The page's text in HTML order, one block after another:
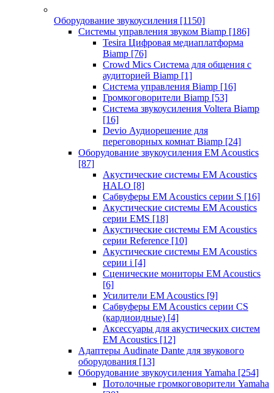
Оборудование звукоусиления [1150]
Системы управления звуком Biamp [186]
Tesira Цифровая медиаплатформа
Biamp [76]
Crowd Mics Система для общения с
аудиторией Biamp [1]
Система управления Biamp [16]
Громкоговорители Biamp [53]
Система звукоусиления Voltera Biamp
[16]
Devio Аудиорешение для
переговорных комнат Biamp [24]
Оборудование звукоусиления EM Acoustics
[87]
Акустические системы EM Acoustics
HALO [8]
Сабвуферы EM Acoustics серии S [16]
Акустические системы EM Acoustics
серии EMS [18]
Акустические системы EM Acoustics
серии Reference [10]
Акустические системы EM Acoustics
серии i [4]
Сценические мониторы EM Acoustics
[6]
Усилители EM Acoustics [9]
Сабвуферы EM Acoustics серии CS
(кардиоидные) [4]
Аксессуары для акустических систем
EM Acoustics [12]
Адаптеры Audinate Dante для звукового
оборудования [13]
Оборудование звукоусиления Yamaha [254]
Потолочные громкоговорители Yamaha